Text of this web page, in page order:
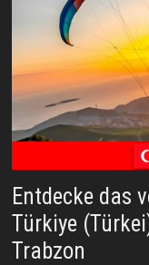
Entdecke das
Türkiye
Trabzon